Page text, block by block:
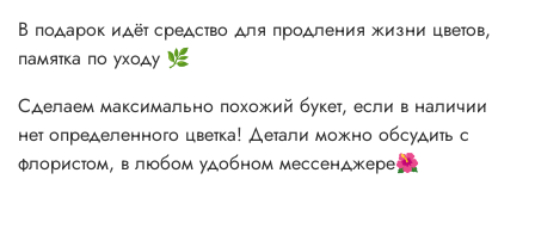
В подарок идёт средство для продления жизни цветов,
памятка по уходу 🌿
Сделаем максимально похожий букет, если в наличии
нет определенного цветка! Детали можно обсудить с
флористом, в любом удобном мессенджере🌺